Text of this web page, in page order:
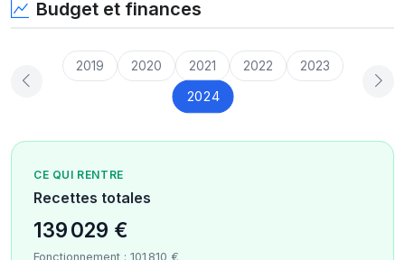
Budget et finances
2019 2020 2021 2022 2023
2024
CE QUI RENTRE
Recettes totales
139 029 €
Fonctionnement : 101 810 €